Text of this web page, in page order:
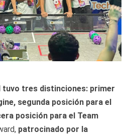
tuvo tres distinciones: primer
segunda posición para el
posición para el Team
patrocinado por la